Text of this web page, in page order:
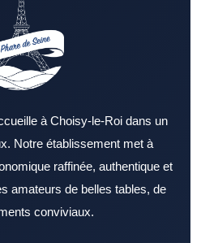
à Choisy-le-Roi dans un
Notre établissement met à
raffinée, authentique et
amateurs de belles tables, de
conviviaux.